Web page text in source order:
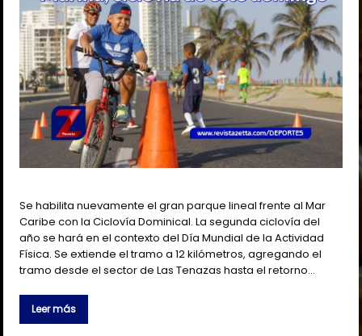
Se habilita nuevamente el gran parque lineal frente al Mar
Caribe con la Ciclovía Dominical. La segunda ciclovía del
año se hará en el contexto del Día Mundial de la Actividad
Física. Se extiende el tramo a 12 kilómetros, agregando el
tramo desde el sector de Las Tenazas hasta el retorno…
Leer más